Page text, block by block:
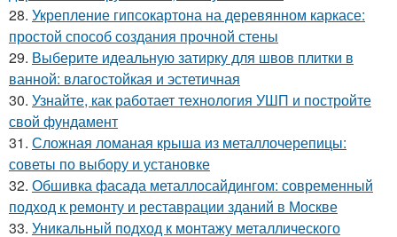
28. Укрепление гипсокартона на деревянном каркасе:
простой способ создания прочной стены
29. Выберите идеальную затирку для швов плитки в
ванной: влагостойкая и эстетичная
30. Узнайте, как работает технология УШП и постройте
свой фундамент
31. Сложная ломаная крыша из металлочерепицы:
советы по выбору и установке
32. Обшивка фасада металлосайдингом: современный
подход к ремонту и реставрации зданий в Москве
33. Уникальный подход к монтажу металлического